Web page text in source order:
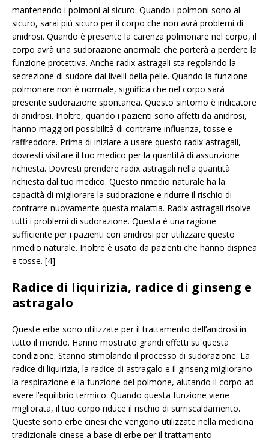
mantenendo i polmoni al sicuro. Quando i polmoni sono al
sicuro, sarai più sicuro per il corpo che non avrà problemi di
anidrosi. Quando è presente la carenza polmonare nel corpo, il
corpo avrà una sudorazione anormale che porterà a perdere la
funzione protettiva. Anche radix astragali sta regolando la
secrezione di sudore dai livelli della pelle. Quando la funzione
polmonare non è normale, significa che nel corpo sarà
presente sudorazione spontanea. Questo sintomo è indicatore
di anidrosi. Inoltre, quando i pazienti sono affetti da anidrosi,
hanno maggiori possibilità di contrarre influenza, tosse e
raffreddore. Prima di iniziare a usare questo radix astragali,
dovresti visitare il tuo medico per la quantità di assunzione
richiesta. Dovresti prendere radix astragali nella quantità
richiesta dal tuo medico. Questo rimedio naturale ha la
capacità di migliorare la sudorazione e ridurre il rischio di
contrarre nuovamente questa malattia. Radix astragali risolve
tutti i problemi di sudorazione. Questa è una ragione
sufficiente per i pazienti con anidrosi per utilizzare questo
rimedio naturale. Inoltre è usato da pazienti che hanno dispnea
e tosse. [4]
Radice di liquirizia, radice di ginseng e
astragalo
Queste erbe sono utilizzate per il trattamento dell’anidrosi in
tutto il mondo. Hanno mostrato grandi effetti su questa
condizione. Stanno stimolando il processo di sudorazione. La
radice di liquirizia, la radice di astragalo e il ginseng migliorano
la respirazione e la funzione del polmone, aiutando il corpo ad
avere l’equilibrio termico. Quando questa funzione viene
migliorata, il tuo corpo riduce il rischio di surriscaldamento.
Queste sono erbe cinesi che vengono utilizzate nella medicina
tradizionale cinese a base di erbe per il trattamento